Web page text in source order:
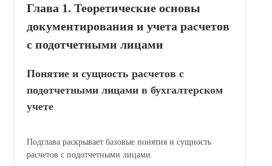
Глава 1. Теоретические основы
документирования и учета расчетов
с подотчетными лицами
Понятие и сущность расчетов с
подотчетными лицами в бухгалтерском
учете
Подглава раскрывает базовые понятия и сущность
расчетов с подотчетными лицами.